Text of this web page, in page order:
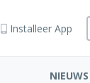
Installeer App